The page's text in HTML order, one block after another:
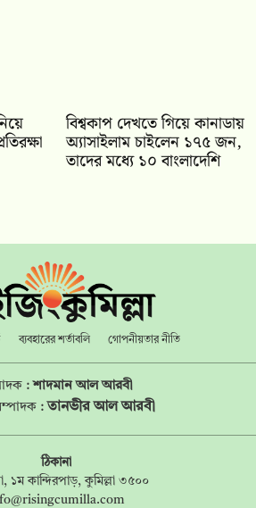
বিশ্বকাপ দেখতে গিয়ে কানাডায়
অ্যাসাইলাম চাইলেন ১৭৫ জন,
তাদের মধ্যে ১০ বাংলাদেশি
ব্যবহারের শর্তাবলি গোপনীয়তার নীতি
:শাদমান আল আরবী
সম্পাদক :তানভীর আল আরবী
ঠিকানা
১ম কান্দিরপাড়, কুমিল্লা ৩৫০০